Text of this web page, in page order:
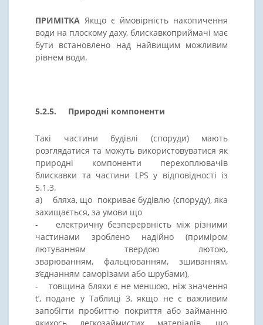
ПРИМІТКА Якщо є ймовірність накопичення
води на плоскому даху, блискавкоприймачі має
бути встановлено над найвищим можливим
рівнем води.
5.2.5. Природні компоненти
Такі частини будівлі (споруди) мають
розглядатися та можуть використовуватися як
природні компоненти перехоплювачів
блискавки та частини LPS у відповідності із
5.1.3.
a) бляха, що покриває будівлю (споруду), яка
захищається, за умови що
- електричну безперервність між різними
частинами зроблено надійно (приміром
лютуванням твердою лютою,
зварюванням, фальцюванням, зшиванням,
з’єднанням саморізами або шрубами),
- товщина бляхи є не меншою, ніж значення
t’, подане у Таблиці 3, якщо не є важливим
запобігти пробиттю покриття або займанню